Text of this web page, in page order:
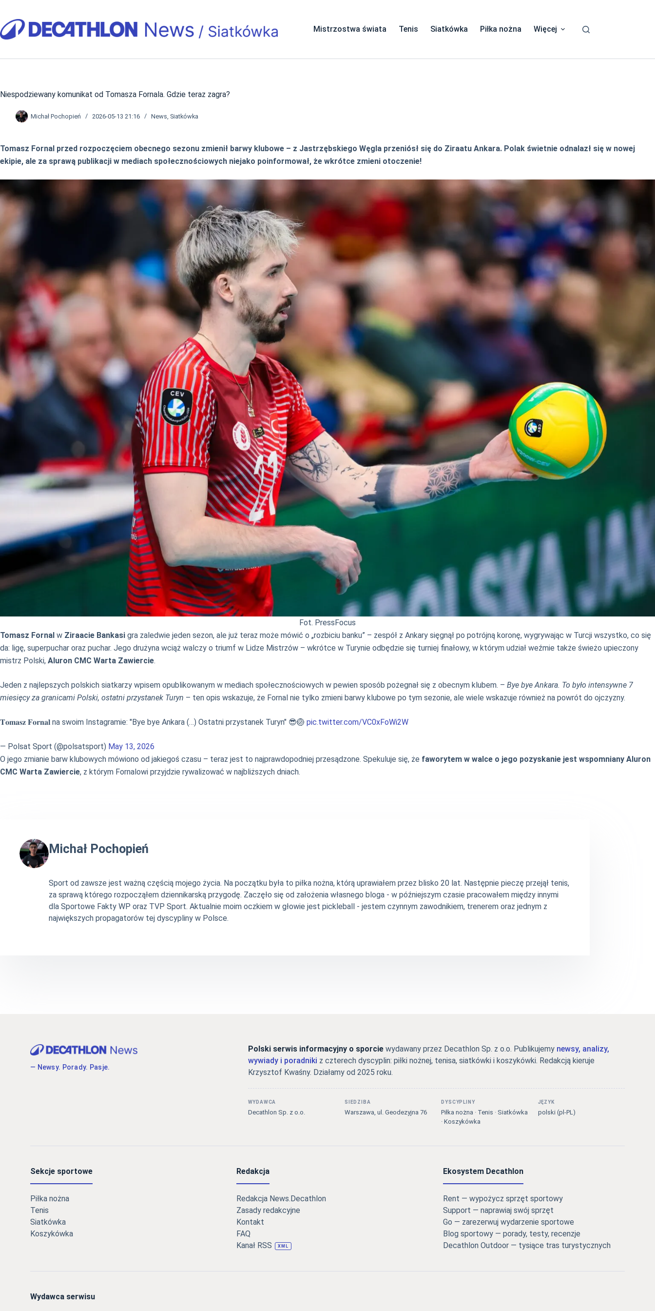
treści
Mistrzostwa świata Tenis Siatkówka Piłka nożna Więcej
Niespodziewany komunikat od Tomasza Fornala. Gdzie teraz zagra?
Michał Pochopień 2026-05-13 21:16 News Siatkówka
Tomasz Fornal przed rozpoczęciem obecnego sezonu zmienił barwy klubowe – z Jastrzębskiego Węgla przeniósł się do Ziraatu Ankara. Polak świetnie odnalazł się w nowej
ekipie, ale za sprawą publikacji w mediach społecznościowych niejako poinformował, że wkrótce zmieni otoczenie!
Fot. PressFocus
Tomasz Fornal w Ziraacie Bankasi gra zaledwie jeden sezon, ale już teraz może mówić o „rozbiciu banku” – zespół z Ankary sięgnął po potrójną koronę, wygrywając w Turcji wszystko, co się
da: ligę, superpuchar oraz puchar. Jego drużyna wciąż walczy o triumf w Lidze Mistrzów – wkrótce w Turynie odbędzie się turniej finałowy, w którym udział weźmie także świeżo upieczony
mistrz Polski, Aluron CMC Warta Zawiercie.
Jeden z najlepszych polskich siatkarzy wpisem opublikowanym w mediach społecznościowych w pewien sposób pożegnał się z obecnym klubem. – Bye bye Ankara. To było intensywne 7
miesięcy za granicami Polski, ostatni przystanek Turyn – ten opis wskazuje, że Fornal nie tylko zmieni barwy klubowe po tym sezonie, ale wiele wskazuje również na powrót do ojczyzny.
𝐓𝐨𝐦𝐚𝐬𝐳 𝐅𝐨𝐫𝐧𝐚𝐥 na swoim Instagramie: "Bye bye Ankara (…) Ostatni przystanek Turyn" 😎🏐 pic.twitter.com/VC0xFoWi2W
— Polsat Sport (@polsatsport) May 13, 2026
O jego zmianie barw klubowych mówiono od jakiegoś czasu – teraz jest to najprawdopodniej przesądzone. Spekuluje się, że faworytem w walce o jego pozyskanie jest wspomniany Aluron
CMC Warta Zawiercie, z którym Fornalowi przyjdzie rywalizować w najbliższych dniach.
Michał Pochopień
Sport od zawsze jest ważną częścią mojego życia. Na początku była to piłka nożna, którą uprawiałem przez blisko 20 lat. Następnie pieczę przejął tenis,
za sprawą którego rozpocząłem dziennikarską przygodę. Zaczęło się od założenia własnego bloga - w późniejszym czasie pracowałem między innymi
dla Sportowe Fakty WP oraz TVP Sport. Aktualnie moim oczkiem w głowie jest pickleball - jestem czynnym zawodnikiem, trenerem oraz jednym z
największych propagatorów tej dyscypliny w Polsce.
— Newsy. Porady. Pasje.
Polski serwis informacyjny o sporciewydawany przez Decathlon Sp. z o.o. Publikujemy newsy, analizy,
wywiady i poradniki z czterech dyscyplin: piłki nożnej, tenisa, siatkówki i koszykówki. Redakcją kieruje
Krzysztof Kwaśny. Działamy od 2025 roku.
WYDAWCA
Decathlon Sp. z o.o.
SIEDZIBA
Warszawa, ul. Geodezyjna 76
DYSCYPLINY
Piłka nożna · Tenis · Siatkówka
· Koszykówka
JĘZYK
polski (pl-PL)
Sekcje sportowe
Piłka nożna
Tenis
Siatkówka
Koszykówka
Redakcja
Redakcja News.Decathlon
Zasady redakcyjne
Kontakt
FAQ
Kanał RSS
XML
Ekosystem Decathlon
Rent — wypożycz sprzęt sportowy
Support — naprawiaj swój sprzęt
Go — zarezerwuj wydarzenie sportowe
Blog sportowy — porady, testy, recenzje
Decathlon Outdoor — tysiące tras turystycznych
Wydawca serwisu